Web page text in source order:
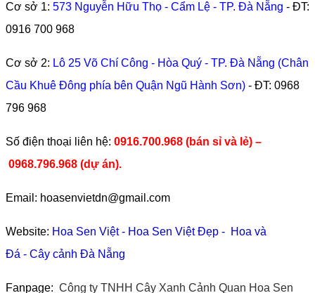
Cơ sở 1: 573 Nguyễn Hữu Thọ - Cẩm Lệ - TP. Đà Nẵng - ĐT:
0916 700 968
Cơ sở 2: Lô 25 Võ Chí Công - Hòa Quý - TP. Đà Nẵng (Chân
Cầu Khuê Đông phía bên Quận Ngũ Hành Sơn) - ĐT: 0968
796 968
​Số điện thoại liên hệ: 0916.700.968 (bán sỉ và lẻ) –
0968.796.968 (dự án).
Email: hoasenvietdn@gmail.com
Website: Hoa Sen Việt- Hoa Sen Việt Đẹp - Hoa và
Đá - Cây cảnh Đà Nẵng
Fanpage: Công ty TNHH Cây Xanh Cảnh Quan Hoa Sen